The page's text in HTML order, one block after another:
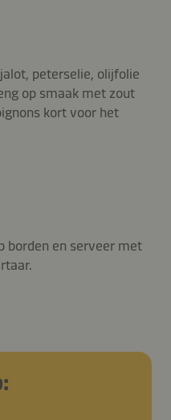
peterselie, olijfolie
op smaak met zout
kort voor het
borden en serveer met